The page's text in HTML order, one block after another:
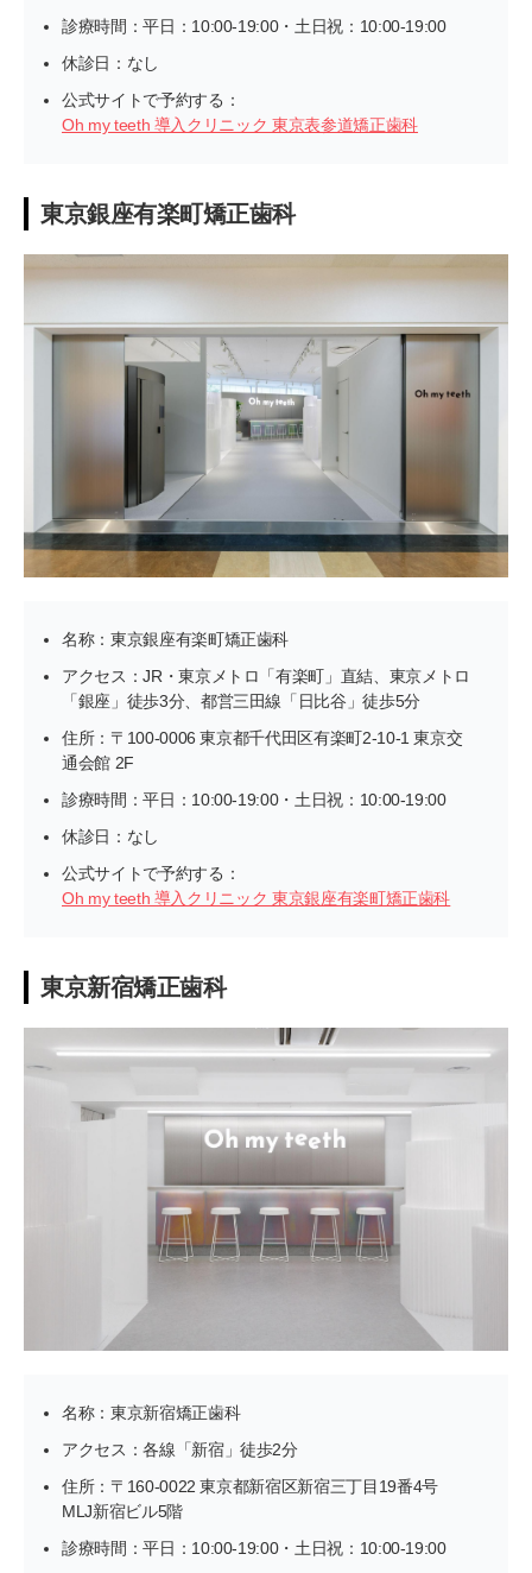
診療時間：平日：10:00-19:00・土日祝：10:00-19:00
休診日：なし
公式サイトで予約する：
Oh my teeth 導入クリニック 東京表参道矯正歯科
東京銀座有楽町矯正歯科
名称：東京銀座有楽町矯正歯科
アクセス：JR・東京メトロ「有楽町」直結、東京メトロ
「銀座」徒歩3分、都営三田線「日比谷」徒歩5分
住所：〒100-0006 東京都千代田区有楽町2-10-1 東京交
通会館 2F
診療時間：平日：10:00-19:00・土日祝：10:00-19:00
休診日：なし
公式サイトで予約する：
Oh my teeth 導入クリニック 東京銀座有楽町矯正歯科
東京新宿矯正歯科
名称：東京新宿矯正歯科
アクセス：各線「新宿」徒歩2分
住所：〒160-0022 東京都新宿区新宿三丁目19番4号
MLJ新宿ビル5階
診療時間：平日：10:00-19:00・土日祝：10:00-19:00